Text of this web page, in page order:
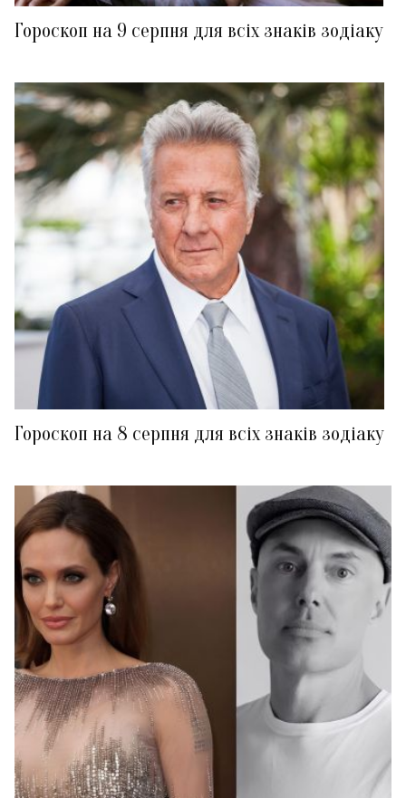
Гороскоп на 9 серпня для всіх знаків зодіаку
Гороскоп на 8 серпня для всіх знаків зодіаку